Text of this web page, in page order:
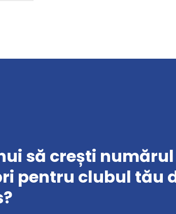
să crești
pentru clubul tău